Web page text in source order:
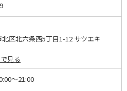
区北六条西5丁目1-12 サツエキ
見る
～21:00